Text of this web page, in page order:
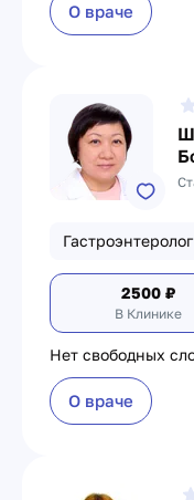
О враче
Гастроэнтеролог
2500 ₽
В Клинике
Нет свободных
О враче